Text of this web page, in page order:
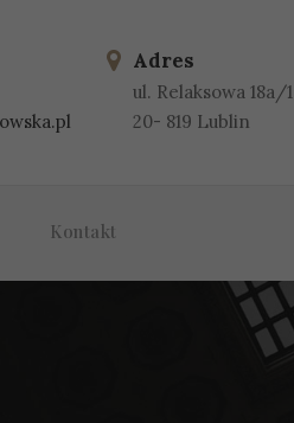
Adres
ul. Relaksowa 18a/1
20- 819 Lublin
Kontakt